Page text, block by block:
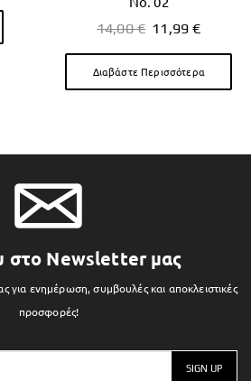
14,00€ 11,99€
Διαβάστε Περισσότερα
στο Newsletter μας
για ενημέρωση, συμβουλές και αποκλειστικές
προσφορές!